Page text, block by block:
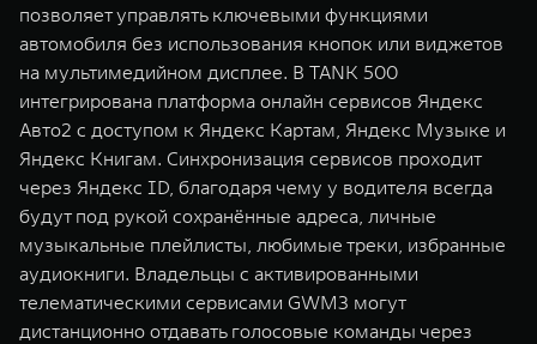
позволяет управлять ключевыми функциями
автомобиля без использования кнопок или виджетов
на мультимедийном дисплее. В TANK 500
интегрирована платформа онлайн сервисов Яндекс
Авто2 с доступом к Яндекс Картам, Яндекс Музыке и
Яндекс Книгам. Синхронизация сервисов проходит
через Яндекс ID, благодаря чему у водителя всегда
будут под рукой сохранённые адреса, личные
музыкальные плейлисты, любимые треки, избранные
аудиокниги. Владельцы c активированными
телематическими сервисами GWM3 могут
дистанционно отдавать голосовые команды через